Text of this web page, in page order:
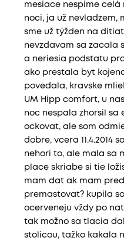
mesiace nespíme celá
noci, ja už nevladzem,
sme už týžden na
nevzdavam sa zacala
a neriesia podstatu
ako prestala byt
povedala, kravske
UM Hipp comfort, u
noc nespala zhorsil sa
ockovat, ale som
dobre, vcera
nehori to, ale mala sa
place skriabe si tie
mam dat ak mam
premastovat? kupila
ocerveneju vždy po
tak možno sa tlacia
stolicou, tažko kakala